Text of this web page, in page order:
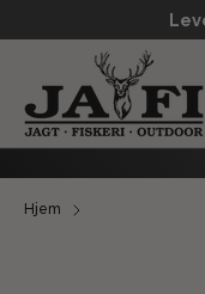
GÅ TIL INDHOLD
Hjem